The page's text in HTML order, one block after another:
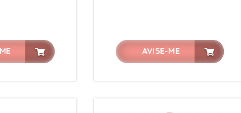
AVISE-ME